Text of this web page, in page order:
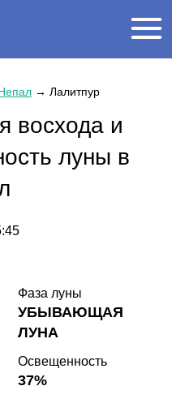
→ Лалитпур
восхода и
луны в
Фаза луны
УБЫВАЮЩАЯ
ЛУНА
Освещенность
37%